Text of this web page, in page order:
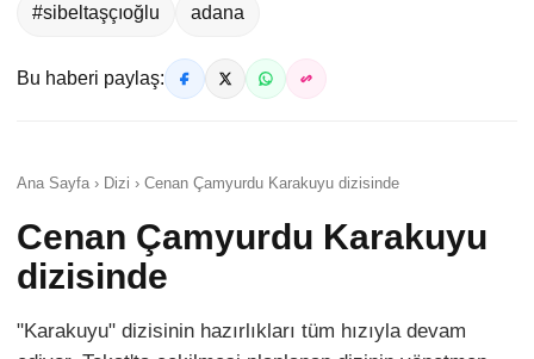
#sibeltaşçıoğlu adana
Bu haberi paylaş:
Ana Sayfa › Dizi › Cenan Çamyurdu Karakuyu dizisinde
Cenan Çamyurdu Karakuyu
dizisinde
"Karakuyu" dizisinin hazırlıkları tüm hızıyla devam